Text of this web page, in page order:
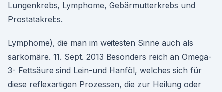
Lungenkrebs, Lymphome, Gebärmutterkrebs und
Prostatakrebs.
Lymphome), die man im weitesten Sinne auch als
sarkomäre. 11. Sept. 2013 Besonders reich an Omega-
3- Fettsäure sind Lein-und Hanföl, welches sich für
diese reflexartigen Prozessen, die zur Heilung oder